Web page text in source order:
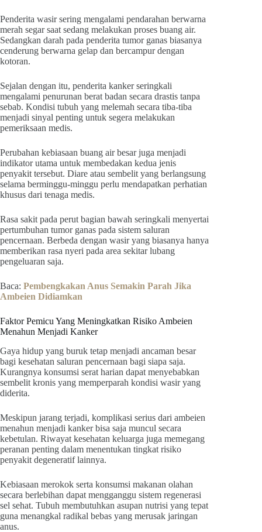
Penderita wasir sering mengalami pendarahan berwarna
merah segar saat sedang melakukan proses buang air.
Sedangkan darah pada penderita tumor ganas biasanya
cenderung berwarna gelap dan bercampur dengan
kotoran.
Sejalan dengan itu, penderita kanker seringkali
mengalami penurunan berat badan secara drastis tanpa
sebab. Kondisi tubuh yang melemah secara tiba-tiba
menjadi sinyal penting untuk segera melakukan
pemeriksaan medis.
Perubahan kebiasaan buang air besar juga menjadi
indikator utama untuk membedakan kedua jenis
penyakit tersebut. Diare atau sembelit yang berlangsung
selama berminggu-minggu perlu mendapatkan perhatian
khusus dari tenaga medis.
Rasa sakit pada perut bagian bawah seringkali menyertai
pertumbuhan tumor ganas pada sistem saluran
pencernaan. Berbeda dengan wasir yang biasanya hanya
memberikan rasa nyeri pada area sekitar lubang
pengeluaran saja.
Baca: Pembengkakan Anus Semakin Parah Jika
Ambeien Didiamkan
Faktor Pemicu Yang Meningkatkan Risiko Ambeien
Menahun Menjadi Kanker
Gaya hidup yang buruk tetap menjadi ancaman besar
bagi kesehatan saluran pencernaan bagi siapa saja.
Kurangnya konsumsi serat harian dapat menyebabkan
sembelit kronis yang memperparah kondisi wasir yang
diderita.
Meskipun jarang terjadi, komplikasi serius dari ambeien
menahun menjadi kanker bisa saja muncul secara
kebetulan. Riwayat kesehatan keluarga juga memegang
peranan penting dalam menentukan tingkat risiko
penyakit degeneratif lainnya.
Kebiasaan merokok serta konsumsi makanan olahan
secara berlebihan dapat mengganggu sistem regenerasi
sel sehat. Tubuh membutuhkan asupan nutrisi yang tepat
guna menangkal radikal bebas yang merusak jaringan
anus.